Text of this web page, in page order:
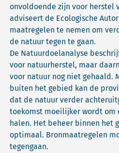
onvoldoende zijn voor herstel
adviseert de Ecologische
maatregelen te nemen om
de natuur tegen te gaan.
De Natuurdoelanalyse
voor natuurherstel, maar
voor natuur nog niet gehaald.
buiten het gebied kan de
dat de natuur verder
toekomst moeilijker wordt om
halen. Het beheer binnen het
optimaal. Bronmaatregelen
tegengaan.